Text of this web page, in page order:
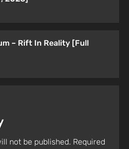
– Rift In Reality [Full
not be published. Required